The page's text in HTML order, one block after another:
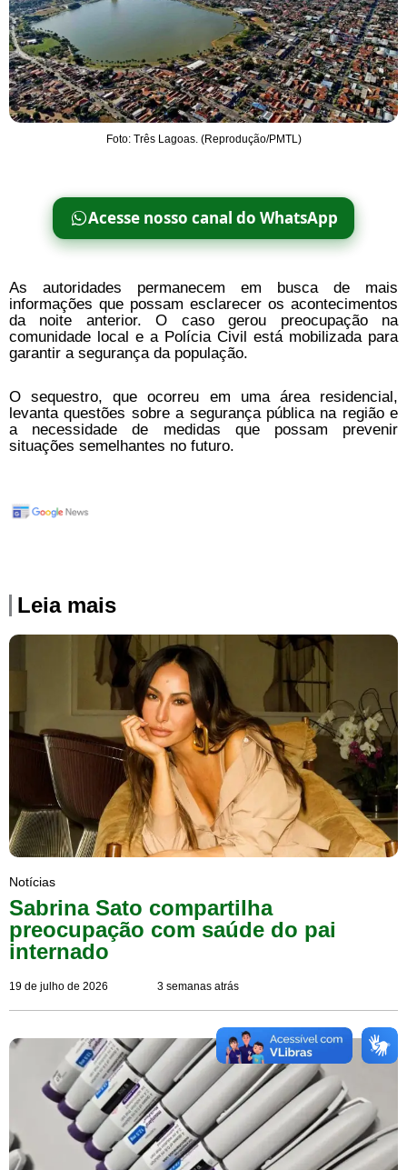
Foto: Três Lagoas. (Reprodução/PMTL)
Acesse nosso canal do WhatsApp
As autoridades permanecem em busca de mais
informações que possam esclarecer os acontecimentos
da noite anterior. O caso gerou preocupação na
comunidade local e a Polícia Civil está mobilizada para
garantir a segurança da população.
O sequestro, que ocorreu em uma área residencial,
levanta questões sobre a segurança pública na região e
a necessidade de medidas que possam prevenir
situações semelhantes no futuro.
Leia mais
Notícias
Sabrina Sato compartilha
preocupação com saúde do pai
internado
19 de julho de 2026 3 semanas atrás